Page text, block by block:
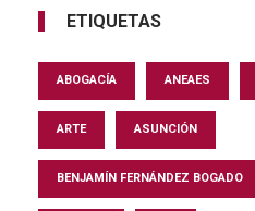
ETIQUETAS
ABOGACÍA ANEAES
ARTE ASUNCIÓN
BENJAMÍN FERNÁNDEZ BOGADO